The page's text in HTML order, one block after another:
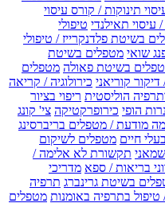
תינוקות / קורס עיסוי
עיסוי תאילנדי טיפולי
בשיטת פלדנקרייז / טיפולי
שואי מטפלים בשיטת
בשיטת פאולה מטפלים
קוריאני כירולוגיה / קריאה
הוליסטית ריפוי בציור
הופי כירופרקטיקה צי' קונג
מודעת / מטפלים בריברסינג
חיים מטפלים לשיקום
תקשורת לא אלימה /
בריאות / ספא מדריכי
בשיטת גרינברג תרפיה
בתרפיה באומנות מטפלים